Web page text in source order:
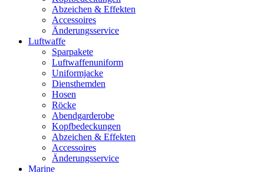
Abzeichen & Effekten
Accessoires
Änderungsservice
Luftwaffe
Sparpakete
Luftwaffenuniform
Uniformjacke
Diensthemden
Hosen
Röcke
Abendgarderobe
Kopfbedeckungen
Abzeichen & Effekten
Accessoires
Änderungsservice
Marine